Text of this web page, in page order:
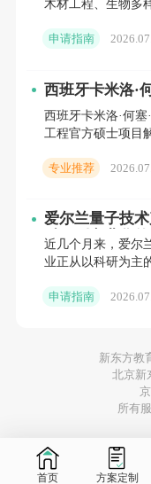
在线申请 ：访问
上传各项申请材料。
综合考量学术背景、
流，进一步评估其专
录取通知 ：审
规定时间内确认入学
3. 申请时间
：申
请者提前规划，预留
木材工程、生物多
申请指南
西班牙卡米洛·
能与软件工程
西班牙卡米洛·何
工程官方硕士项目
专业推荐
爱尔兰量子技
科研到商业化
近几个月来，爱尔
业正从以科研为主
申请指南
新东方教
北京新
所有
首页 方案定制